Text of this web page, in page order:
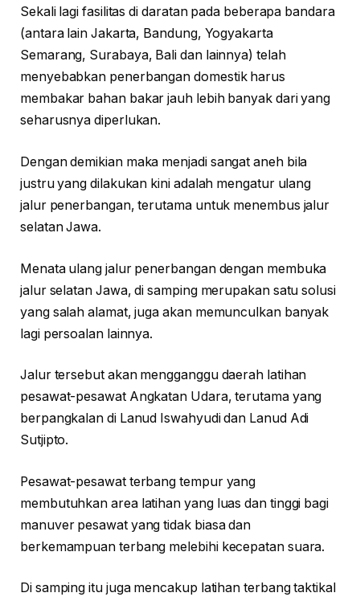
Sekali lagi fasilitas di daratan pada beberapa bandara
(antara lain Jakarta, Bandung, Yogyakarta
Semarang, Surabaya, Bali dan lainnya) telah
menyebabkan penerbangan domestik harus
membakar bahan bakar jauh lebih banyak dari yang
seharusnya diperlukan.
Dengan demikian maka menjadi sangat aneh bila
justru yang dilakukan kini adalah mengatur ulang
jalur penerbangan, terutama untuk menembus jalur
selatan Jawa.
Menata ulang jalur penerbangan dengan membuka
jalur selatan Jawa, di samping merupakan satu solusi
yang salah alamat, juga akan memunculkan banyak
lagi persoalan lainnya.
Jalur tersebut akan mengganggu daerah latihan
pesawat-pesawat Angkatan Udara, terutama yang
berpangkalan di Lanud Iswahyudi dan Lanud Adi
Sutjipto.
Pesawat-pesawat terbang tempur yang
membutuhkan area latihan yang luas dan tinggi bagi
manuver pesawat yang tidak biasa dan
berkemampuan terbang melebihi kecepatan suara.
Di samping itu juga mencakup latihan terbang taktikal